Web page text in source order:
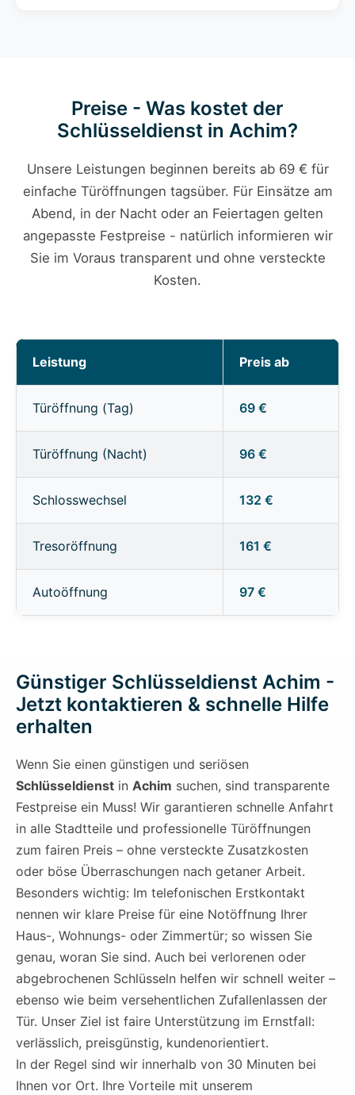
Preise - Was kostet der
Schlüsseldienst in Achim?
Unsere Leistungen beginnen bereits ab 69 € für
einfache Türöffnungen tagsüber. Für Einsätze am
Abend, in der Nacht oder an Feiertagen gelten
angepasste Festpreise - natürlich informieren wir
Sie im Voraus transparent und ohne versteckte
Kosten.
Leistung Preis ab
Türöffnung (Tag) 69 €
Türöffnung (Nacht) 96 €
Schlosswechsel 132 €
Tresoröffnung 161 €
Autoöffnung 97 €
Günstiger Schlüsseldienst Achim -
Jetzt kontaktieren & schnelle Hilfe
erhalten
Wenn Sie einen günstigen und seriösen
Schlüsseldienst in Achim suchen, sind transparente
Festpreise ein Muss! Wir garantieren schnelle Anfahrt
in alle Stadtteile und professionelle Türöffnungen
zum fairen Preis – ohne versteckte Zusatzkosten
oder böse Überraschungen nach getaner Arbeit.
Besonders wichtig: Im telefonischen Erstkontakt
nennen wir klare Preise für eine Notöffnung Ihrer
Haus-, Wohnungs- oder Zimmertür; so wissen Sie
genau, woran Sie sind. Auch bei verlorenen oder
abgebrochenen Schlüsseln helfen wir schnell weiter –
ebenso wie beim versehentlichen Zufallenlassen der
Tür. Unser Ziel ist faire Unterstützung im Ernstfall:
verlässlich, preisgünstig, kundenorientiert.
In der Regel sind wir innerhalb von 30 Minuten bei
Ihnen vor Ort. Ihre Vorteile mit unserem